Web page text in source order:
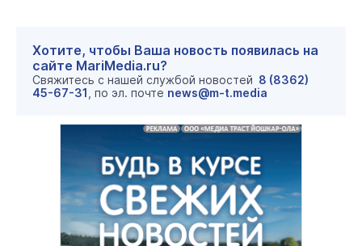
Хотите, чтобы Ваша новость появилась на
сайте MariMedia.ru?
Свяжитесь с нашей службой новостей 8 (8362)
45-67-31 , по эл. почте news@m-t.media